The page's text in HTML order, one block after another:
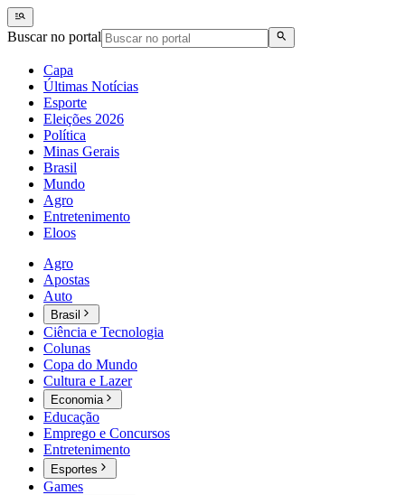
Buscar no portal
Capa
Últimas Notícias
Esporte
Eleições 2026
Política
Minas Gerais
Brasil
Mundo
Agro
Entretenimento
Eloos
Agro
Apostas
Auto
Brasil
Ciência e Tecnologia
Colunas
Copa do Mundo
Cultura e Lazer
Economia
Educação
Emprego e Concursos
Entretenimento
Esportes
Games